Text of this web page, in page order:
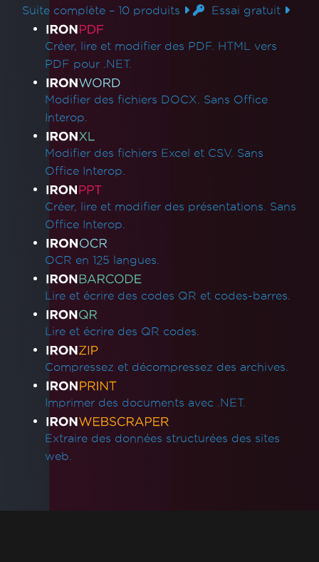
Suite complète – 10 produits Essai gratuit
Liens des produits
Créer, lire et modifier des PDF. HTML vers
PDF pour .NET.
Modifier des fichiers DOCX. Sans Office
Interop.
Modifier des fichiers Excel et CSV. Sans
Office Interop.
Créer, lire et modifier des présentations. Sans
Office Interop.
OCR en 125 langues.
Lire et écrire des codes QR et codes-barres.
Lire et écrire des QR codes.
Compressez et décompressez des archives.
Imprimer des documents avec .NET.
Extraire des données structurées des sites
web.